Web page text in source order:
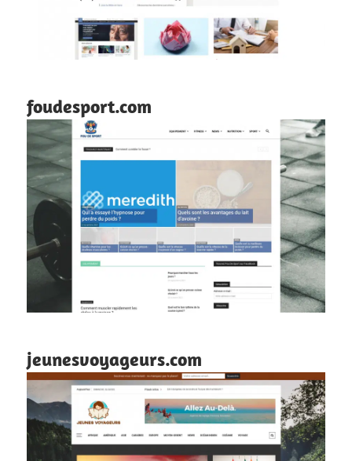
foudesport.com
jeunesvoyageurs.com